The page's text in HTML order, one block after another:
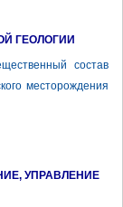
ГЕОЛОГИИ
состав
месторождения
УПРАВЛЕНИЕ